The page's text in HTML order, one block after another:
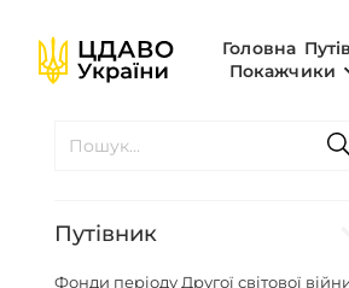
Головна
Покажчики
Путівник
Фонди періоду Другої світової